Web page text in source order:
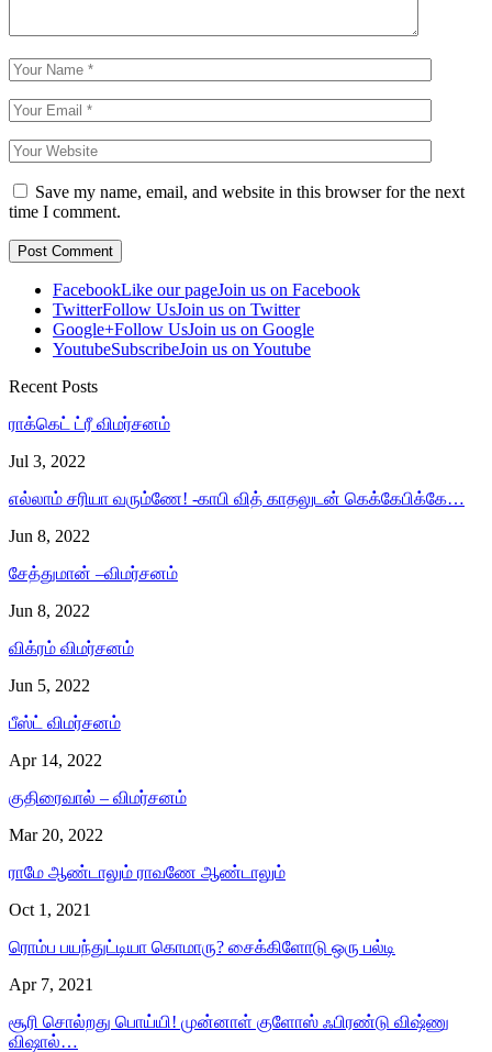
Save my name, email, and website in this browser for the next
time I comment.
FacebookLike our pageJoin us on Facebook
TwitterFollow UsJoin us on Twitter
Google+Follow UsJoin us on Google
YoutubeSubscribeJoin us on Youtube
Recent Posts
ராக்கெட் ட்ரீ விமர்சனம்
Jul 3, 2022
எல்லாம் சரியா வரும்ணே! -காபி வித் காதலுடன் கெக்கேபிக்கே…
Jun 8, 2022
சேத்துமான் –விமர்சனம்
Jun 8, 2022
விக்ரம் விமர்சனம்
Jun 5, 2022
பீஸ்ட் விமர்சனம்
Apr 14, 2022
குதிரைவால் – விமர்சனம்
Mar 20, 2022
ராமே ஆண்டாலும் ராவணே ஆண்டாலும்
Oct 1, 2021
ரொம்ப பயந்துட்டியா கொமாரு? சைக்கிளோடு ஒரு பல்டி
Apr 7, 2021
சூரி சொல்றது பொய்யி! முன்னாள் குளோஸ் ஃபிரண்டு விஷ்ணு
விஷால்…